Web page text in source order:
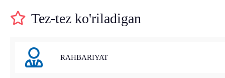
Tez-tez ko'riladigan
RAHBARIYAT